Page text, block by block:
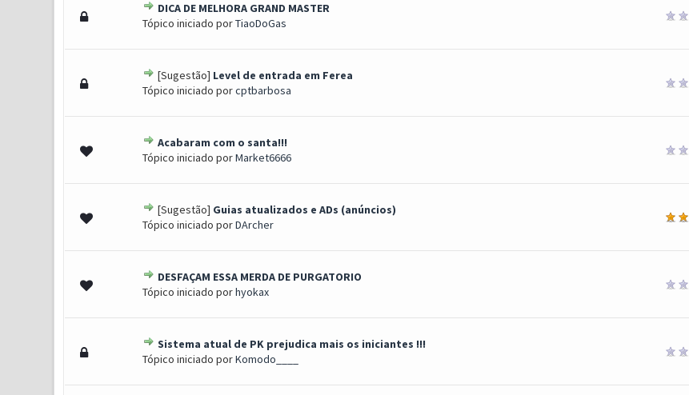
DICA DE MELHORA GRAND MASTER
Tópico iniciado porTiaoDoGas
0 Voto(s) - 0 de 5 em média
123 45
[Sugestão] Level de entrada em Ferea
Tópico iniciado porcptbarbosa
0 Voto(s) - 0 de 5 em média
1 2 345
Acabaram com o santa!!!
Tópico iniciado porMarket6666
0 Voto(s) - 0 de 5 em média
123
[Sugestão] Guias atualizados e ADs (anúncios)
Tópico iniciado porDArcher
1 Voto(s) - 5 de 5 em média
12345
DESFAÇAM ESSA MERDA DE PURGATORIO
Tópico iniciado porhyokax
0 Voto(s) - 0 de 5 em média
1234 5
Sistema atual de PK prejudica mais os iniciantes !!!
Tópico iniciado porKomodo____
0 Voto(s) - 0 de 5 em média
12 345